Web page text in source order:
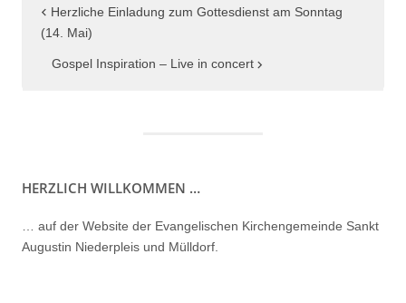
Beitragsnavigation
Herzliche Einladung zum Gottesdienst am Sonntag
(14. Mai)
Gospel Inspiration – Live in concert
HERZLICH WILLKOMMEN …
… auf der Website der Evangelischen Kirchengemeinde Sankt
Augustin Niederpleis und Mülldorf.